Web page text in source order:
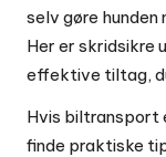
selv gøre
Her er skridsikre
effektive tiltag,
Hvis biltransport
finde praktiske